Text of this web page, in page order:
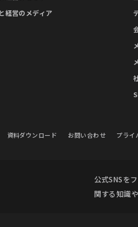
経営のメディア
資料ダウンロード お問い合わせ プライ
公式SNSを
関する知識